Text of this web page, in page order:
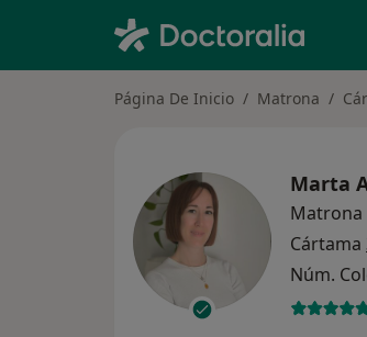
Página De Inicio Matrona
Marta
Matrona
Cártama
Núm.